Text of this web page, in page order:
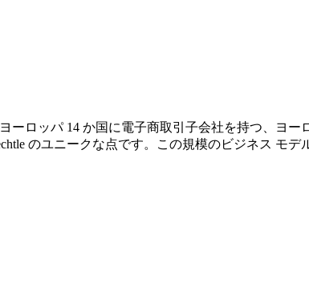
ロッパ 14 か国に電子商取引子会社を持つ、ヨ
のユニークな点です。この規模のビジネス モ